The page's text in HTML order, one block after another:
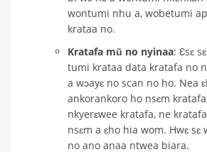
wontumi nhu a, wobetumi
krataa no.
Kratafa mũ no nyinaa: Ɛsɛ
tumi krataa data kratafa no
a wɔayɛ no scan no ho. Nea
ankorankoro ho nsɛm
nkyerɛwee kratafa, ne
nsɛm a ɛho hia wom. Hwɛ
no ano anaa ntwea biara.